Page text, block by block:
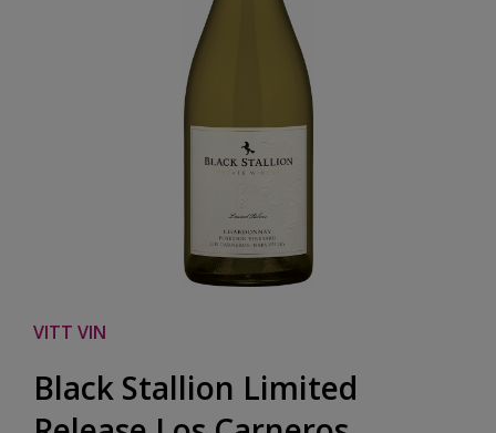
VITT VIN
Black Stallion Limited